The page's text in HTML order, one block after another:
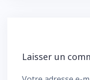
Laisser un